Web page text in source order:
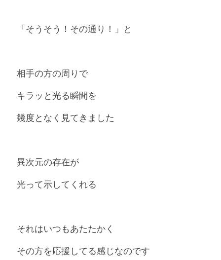
「そうそう！その通り！」と
相手の方の周りで
キラッと光る瞬間を
幾度となく見てきました
異次元の存在が
光って示してくれる
それはいつもあたたかく
その方を応援してる感じなのです